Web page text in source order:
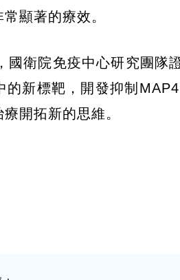
顯著的療效。
國衛院免疫中心研究團隊
新標靶，開發抑制
開拓新的思維。